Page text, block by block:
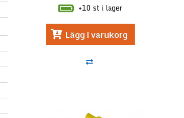
+10 st i lager
Lägg i varukorg